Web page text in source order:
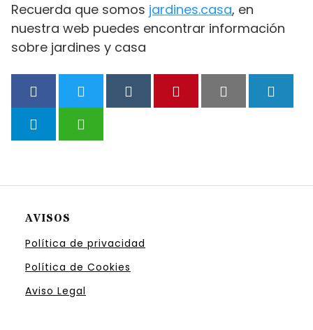
Recuerda que somos jardines.casa, en
nuestra web puedes encontrar información
sobre jardines y casa
AVISOS
Política de privacidad
Política de Cookies
Aviso Legal